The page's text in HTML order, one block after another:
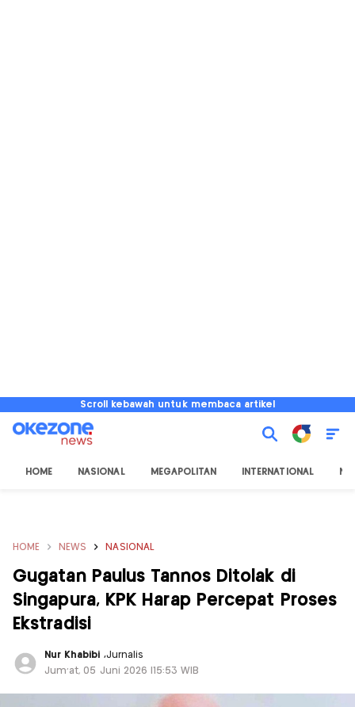
Scroll kebawah untuk membaca artikel
HOME NASIONAL MEGAPOLITAN INTERNATIONAL
HOME NEWS NASIONAL
Gugatan Paulus Tannos Ditolak di
Singapura, KPK Harap Percepat Proses
Ekstradisi
Nur Khabibi ,Jurnalis
Jum'at, 05 Juni 2026 |15:53 WIB